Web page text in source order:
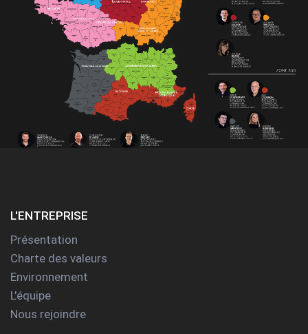
L'ENTREPRISE
Présentation
Charte des valeurs
Environnement
L'équipe
Nous rejoindre